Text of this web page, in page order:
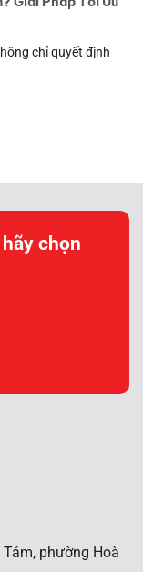
chỉ quyết định
chọn
phường Hoà